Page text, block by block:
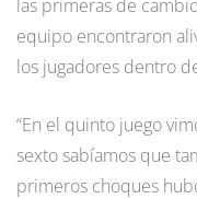
las primeras de
equipo encontraron
los jugadores dentro
“En el quinto juego
sexto sabíamos que
primeros choques